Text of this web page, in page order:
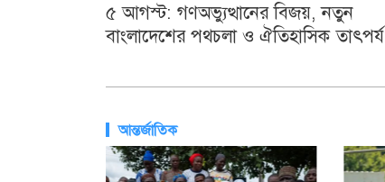
৫ আগস্ট: গণঅভ্যুত্থানের বিজয়, নতুন
বাংলাদেশের পথচলা ও ঐতিহাসিক তাৎপর্য
আন্তর্জাতিক